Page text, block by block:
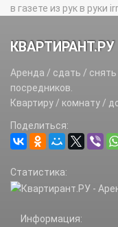
в газете из рук в руки
КВАРТИРАНТ.РУ
Аренда / сдать /
посредников.
Квартиру / комнату /
Поделиться:
Статистика:
Информация: